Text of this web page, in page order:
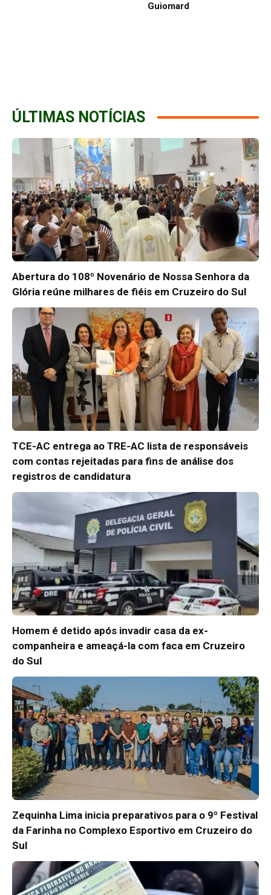
Guiomard
ÚLTIMAS NOTÍCIAS
Abertura do 108º Novenário de Nossa Senhora da
Glória reúne milhares de fiéis em Cruzeiro do Sul
TCE-AC entrega ao TRE-AC lista de responsáveis
com contas rejeitadas para fins de análise dos
registros de candidatura
Homem é detido após invadir casa da ex-
companheira e ameaçá-la com faca em Cruzeiro
do Sul
Zequinha Lima inicia preparativos para o 9º Festival
da Farinha no Complexo Esportivo em Cruzeiro do
Sul